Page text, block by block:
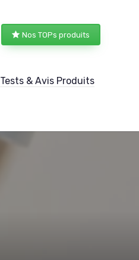
Nos TOPs produits
Tests & Avis Produits